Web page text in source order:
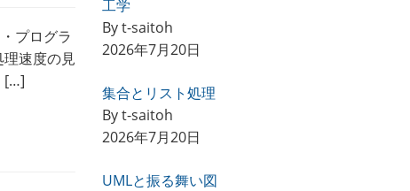
プログラ
速度の見
[…]
工学
By t-saitoh
2026年7月20日
集合とリスト処理
By t-saitoh
2026年7月20日
UMLと振る舞い図